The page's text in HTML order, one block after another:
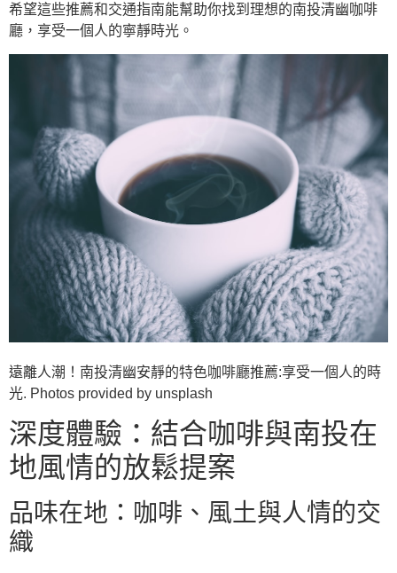
希望這些推薦和交通指南能幫助你找到理想的南投清幽咖啡
廳，享受一個人的寧靜時光。
遠離人潮！南投清幽安靜的特色咖啡廳推薦:享受一個人的時
光. Photos provided by unsplash
深度體驗：結合咖啡與南投在
地風情的放鬆提案
品味在地：咖啡、風土與人情的交
織